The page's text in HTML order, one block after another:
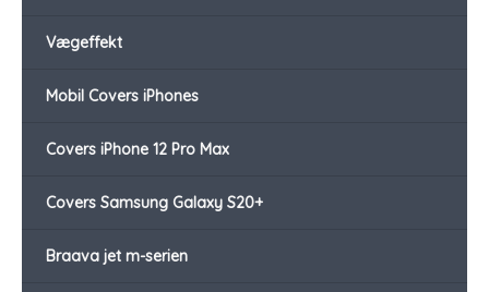
Vægeffekt
Mobil Covers iPhones
Covers iPhone 12 Pro Max
Covers Samsung Galaxy S20+
Braava jet m-serien